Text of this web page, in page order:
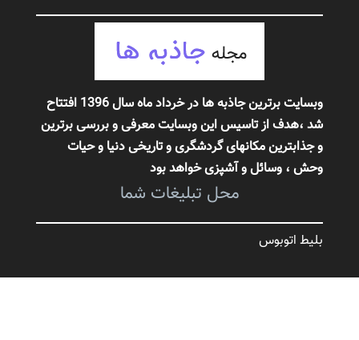
وبسایت برترین جاذبه ها در خرداد ماه سال 1396 افتتاح
شد ،هدف از تاسیس این وبسایت معرفی و بررسی برترین
و جذابترین مکانهای گردشگری و تاریخی دنیا و حیات
وحش ، وسائل و آشپزی خواهد بود
محل تبلیغات شما
بلیط اتوبوس